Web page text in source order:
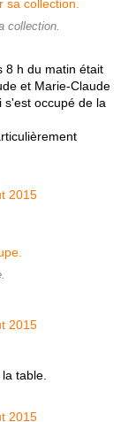
collection.
8 h du matin était
et Marie-Claude
s'est occupé de la
table.